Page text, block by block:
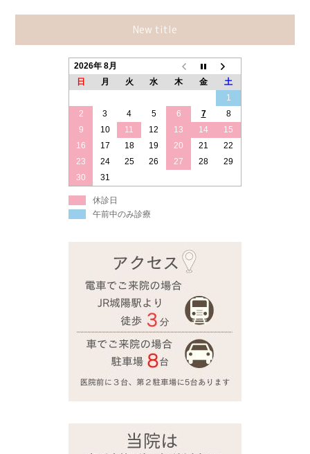
New title
2026年 8月
日
月 火 水 木 金
土
1
2
3 4 5 6 7
8
9
10 11 12 13 14
15
16
17 18 19 20 21
22
23
24 25 26 27 28
29
30
31
休診日
午前中のみ診療